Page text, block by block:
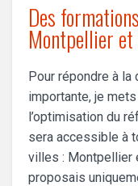
Des
Montpellier
Pour répondre à la
importante, je
l’optimisation du
sera accessible à
villes : Montpellier
proposais